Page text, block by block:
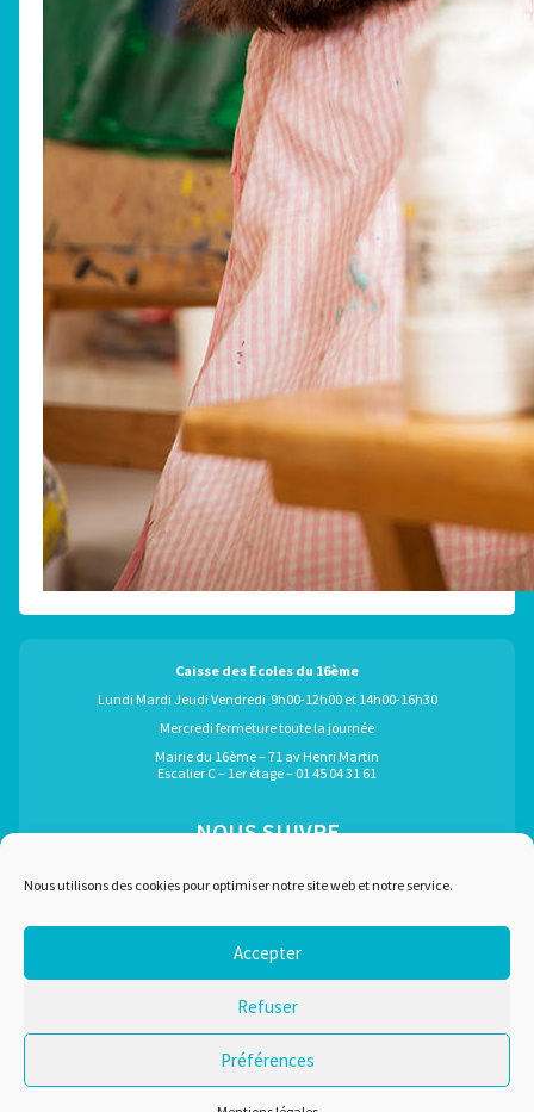
Nous utilisons des cookies pour optimiser notre site web et notre service.
Accepter
Refuser
Préférences
Caisse des Ecoles du 16ème
Lundi Mardi Jeudi Vendredi 9h00-12h00 et 14h00-16h30
Mercredi fermeture toute la journée
Mairie du 16ème – 71 av Henri Martin
Escalier C – 1er étage – 01 45 04 31 61
NOUS SUIVRE
Marchés publics
Recrutement
Liens utiles
Conditions d'utilisation
Plan du site
Mentions légales
Nous contacter